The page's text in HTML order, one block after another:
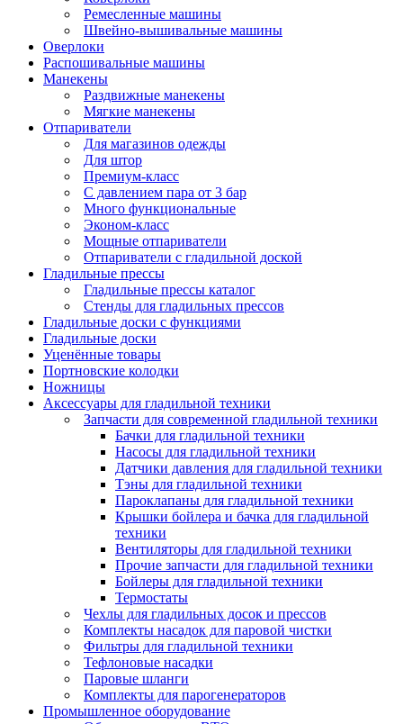
Ремесленные машины
Швейно-вышивальные машины
Оверлоки
Распошивальные машины
Манекены
Раздвижные манекены
Мягкие манекены
Отпариватели
Для магазинов одежды
Для штор
Премиум-класс
С давлением пара от 3 бар
Много функциональные
Эконом-класс
Мощные отпариватели
Отпариватели с гладильной доской
Гладильные прессы
Гладильные прессы каталог
Стенды для гладильных прессов
Гладильные доски с функциями
Гладильные доски
Уценённые товары
Портновские колодки
Ножницы
Аксессуары для гладильной техники
Запчасти для современной гладильной техники
Бачки для гладильной техники
Насосы для гладильной техники
Датчики давления для гладильной техники
Тэны для гладильной техники
Пароклапаны для гладильной техники
Крышки бойлера и бачка для гладильной
техники
Вентиляторы для гладильной техники
Прочие запчасти для гладильной техники
Бойлеры для гладильной техники
Термостаты
Чехлы для гладильных досок и прессов
Комплекты насадок для паровой чистки
Фильтры для гладильной техники
Тефлоновые насадки
Паровые шланги
Комплекты для парогенераторов
Промышленное оборудование